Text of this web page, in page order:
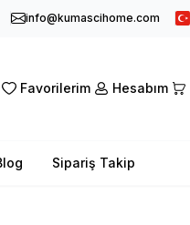
info@kumascihome.com
Favorilerim Hesabım
Sipariş Takip